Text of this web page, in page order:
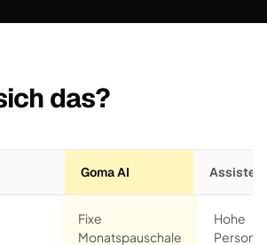
das?
Goma AI Assistent
Fixe
Monatspauschale
Hohe